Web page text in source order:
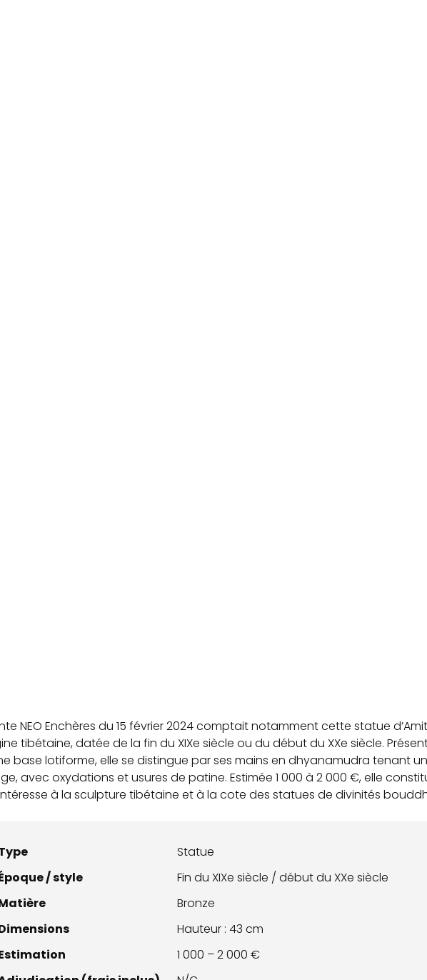
NEO Enchères du 15 février 2024 comptait notamment cette statue
tibétaine, datée de la fin du XIXe siècle ou du début du XXe siècle.
base lotiforme, elle se distingue par ses mains en dhyanamudra tenant
avec oxydations et usures de patine. Estimée 1 000 à 2 000 €, elle
à la sculpture tibétaine et à la cote des statues de divinités
Statue
/ style
Fin du XIXe siècle / début du XXe siècle
Bronze
Hauteur : 43 cm
1 000 – 2 000 €